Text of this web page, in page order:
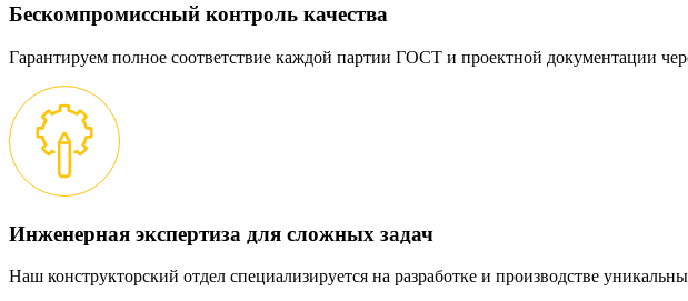
Бескомпромиссный контроль качества
Гарантируем полное соответствие каждой партии ГОСТ и проектной документации
Инженерная экспертиза для сложных задач
Наш конструкторский отдел специализируется на разработке и производстве